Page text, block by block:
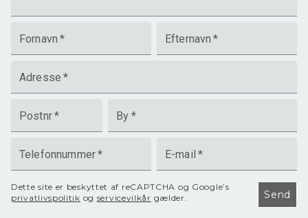
Fornavn * Efternavn *
Adresse *
Postnr* By *
Telefonnummer* E-mail *
Dette site er beskyttet af reCAPTCHA og Google’s
privatlivspolitik og servicevilkår gælder. Send